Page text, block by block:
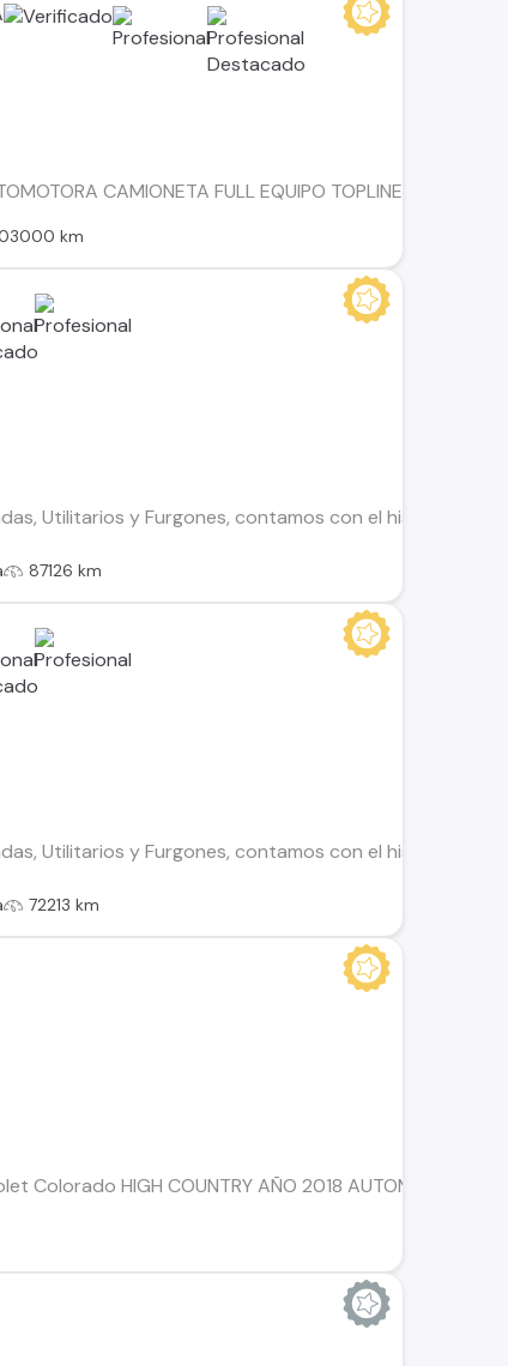
CAMIONETA FULL EQUIPO TOPLINE
km
Utilitarios y Furgones, contamos con el historial de
87126 km
Utilitarios y Furgones, contamos con el historial de
72213 km
Colorado HIGH COUNTRY AÑO 2018 AUTOMATICA.